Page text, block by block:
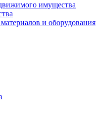
имущества
и оборудования